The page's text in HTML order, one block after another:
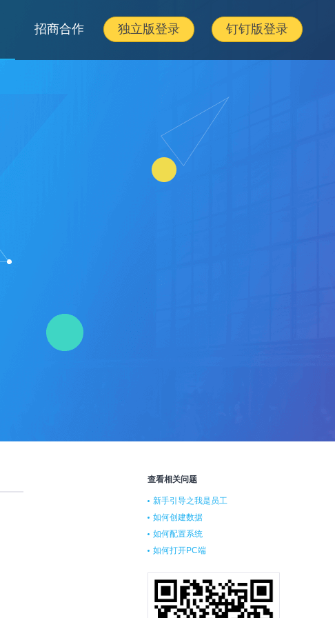
招商合作 独立版登录 钉钉版登录
查看相关问题
新手引导之我是员工
如何创建数据
如何配置系统
如何打开PC端